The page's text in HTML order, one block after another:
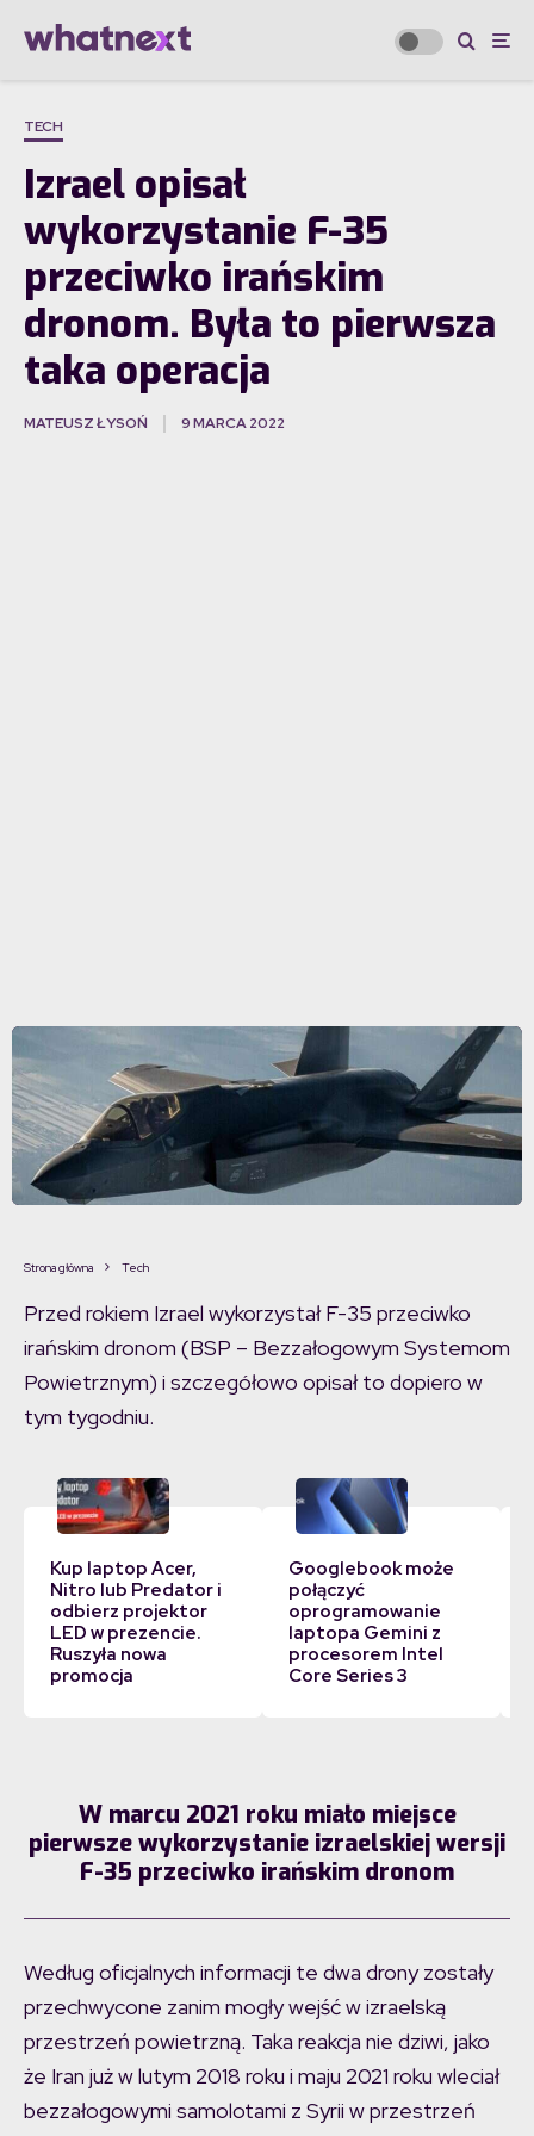
TECH
Izrael opisał
wykorzystanie F-35
przeciwko irańskim
dronom. Była to pierwsza
taka operacja
MATEUSZ ŁYSOŃ 9 MARCA 2022
Strona główna Tech
Przed rokiem Izrael wykorzystał F-35 przeciwko
irańskim dronom (BSP – Bezzałogowym Systemom
Powietrznym) i szczegółowo opisał to dopiero w
tym tygodniu.
Kup laptop Acer,
Nitro lub Predator i
odbierz projektor
LED w prezencie.
Ruszyła nowa
promocja
Googlebook może
połączyć
oprogramowanie
laptopa Gemini z
procesorem Intel
Core Series 3
W marcu 2021 roku miało miejsce
pierwsze wykorzystanie izraelskiej wersji
F-35 przeciwko irańskim dronom
Według oficjalnych informacji te dwa drony zostały
przechwycone zanim mogły wejść w izraelską
przestrzeń powietrzną. Taka reakcja nie dziwi, jako
że Iran już w lutym 2018 roku i maju 2021 roku wleciał
bezzałogowymi samolotami z Syrii w przestrzeń